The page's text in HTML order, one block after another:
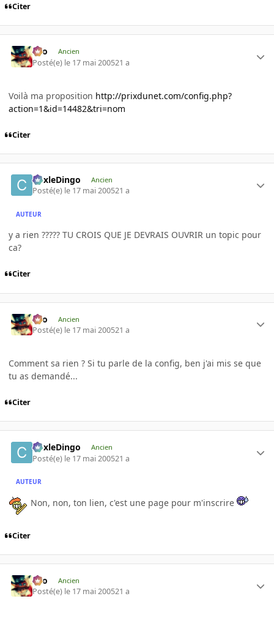
Citer
eYo Ancien
Posté(e) le 17 mai 200521 a
Voilà ma proposition http://prixdunet.com/config.php?
action=1&id=14482&tri=nom
Citer
CoxleDingo Ancien
Posté(e) le 17 mai 200521 a
AUTEUR
y a rien ????? TU CROIS QUE JE DEVRAIS OUVRIR un topic pour
ca?
Citer
eYo Ancien
Posté(e) le 17 mai 200521 a
Comment sa rien ? Si tu parle de la config, ben j'ai mis se que
tu as demandé...
Citer
CoxleDingo Ancien
Posté(e) le 17 mai 200521 a
AUTEUR
Non, non, ton lien, c'est une page pour m'inscrire
Citer
eYo Ancien
Posté(e) le 17 mai 200521 a